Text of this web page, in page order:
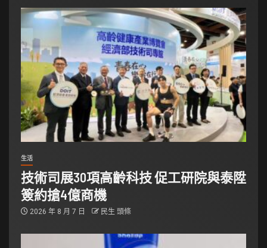
生活
技術司展30項高齡科技 促工研院與泰陞
簽約搶4億商機
2026 年 8 月 7 日 民生 頭條